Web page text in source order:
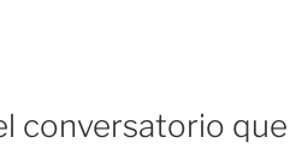
conversatorio que